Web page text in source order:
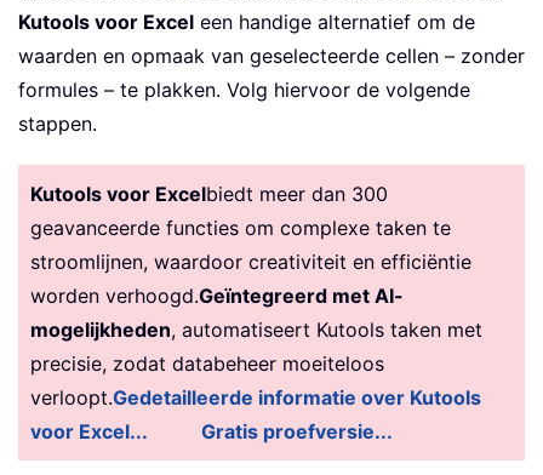
Kutools voor Excel een handige alternatief om de
waarden en opmaak van geselecteerde cellen – zonder
formules – te plakken. Volg hiervoor de volgende
stappen.
Kutools voor Excelbiedt meer dan 300
geavanceerde functies om complexe taken te
stroomlijnen, waardoor creativiteit en efficiëntie
worden verhoogd.Geïntegreerd met AI-
mogelijkheden, automatiseert Kutools taken met
precisie, zodat databeheer moeiteloos
verloopt.Gedetailleerde informatie over Kutools
voor Excel...
Gratis proefversie...